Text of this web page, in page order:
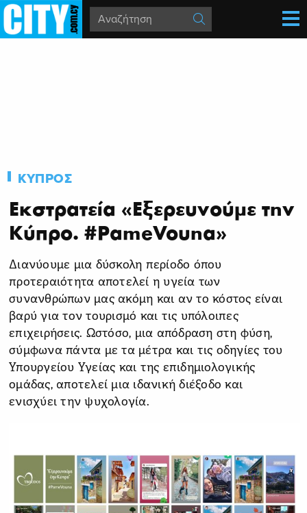
ΚΥΠΡΟΣ
Εκστρατεία «Εξερευνούμε την
Κύπρο. #PameVouna»
Διανύουμε μια δύσκολη περίοδο όπου
προτεραιότητα αποτελεί η υγεία των
συνανθρώπων μας ακόμη και αν το κόστος είναι
βαρύ για τον τουρισμό και τις υπόλοιπες
επιχειρήσεις. Ωστόσο, μια απόδραση στη φύση,
σύμφωνα πάντα με τα μέτρα και τις οδηγίες του
Υπουργείου Υγείας και της επιδημιολογικής
ομάδας, αποτελεί μια ιδανική διέξοδο και
ενισχύει την ψυχολογία.